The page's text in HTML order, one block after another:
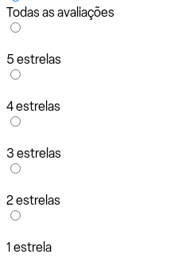
Todas as avaliações
5 estrelas
4 estrelas
3 estrelas
2 estrelas
1 estrela